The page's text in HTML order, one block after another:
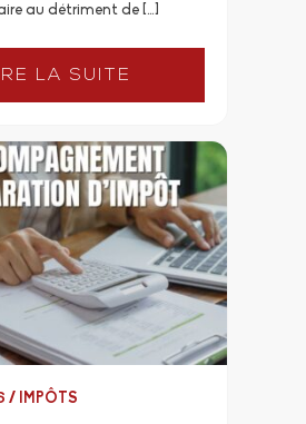
au détriment de […]
LA SUITE
/ IMPÔTS